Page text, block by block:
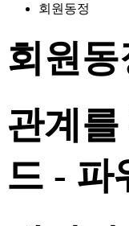
회원동정
회원동
관계
드 - 파